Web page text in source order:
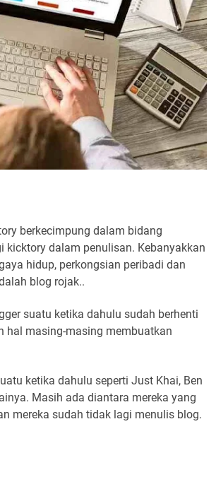
berkecimpung dalam bidang
dalam penulisan. Kebanyakkan
hidup, perkongsian peribadi dan
blog rojak..
suatu ketika dahulu sudah berhenti
hal masing-masing membuatkan
ketika dahulu seperti Just Khai, Ben
Masih ada diantara mereka yang
mereka sudah tidak lagi menulis blog.